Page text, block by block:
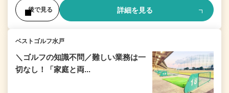
後で見る 詳細を見る
ベストゴルフ水戸
＼ゴルフの知識不問／難しい業務は一
切なし！「家庭と両...